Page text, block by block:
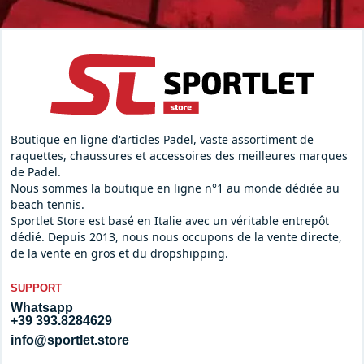
Boutique en ligne d'articles Padel, vaste assortiment de
raquettes, chaussures et accessoires des meilleures marques
de Padel.
Nous sommes la boutique en ligne n°1 au monde dédiée au
beach tennis.
Sportlet Store est basé en Italie avec un véritable entrepôt
dédié. Depuis 2013, nous nous occupons de la vente directe,
de la vente en gros et du dropshipping.
SUPPORT
Whatsapp
+39 393.8284629
info@sportlet.store